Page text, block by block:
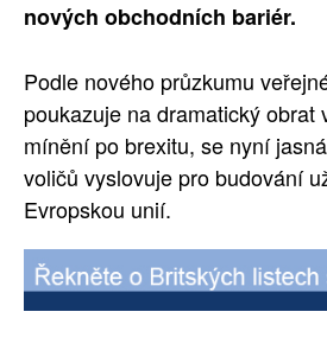
nových obchodních bariér.
Podle nového průzkumu
poukazuje na dramatický obrat
mínění po brexitu, se nyní
voličů vyslovuje pro budování
Evropskou unií.